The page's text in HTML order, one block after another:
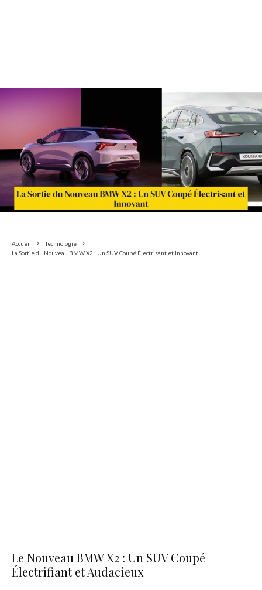
Accueil
Technologie
La Sortie du Nouveau BMW X2 : Un SUV Coupé Électrisant et Innovant
Le Nouveau BMW X2 : Un SUV Coupé
Électrifiant et Audacieux